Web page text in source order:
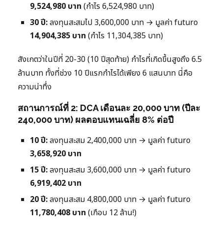
9,524,980 บาท (กำไร 6,524,980 บาท)
30 ปี:ลงทุนสะสมไป 3,600,000 บาท → มูลค่า futuro
14,904,385 บาท (กำไร 11,304,385 บาท)
สังเกตว่าในปีที่ 20-30 (10 ปีสุดท้าย) กำไรที่เกิดขึ้นสูงถึง 6.5
ล้านบาท ทั้งที่ช่วง 10 ปีแรกกำไรได้เพียง 6 แสนบาท นี่คือ
ความน่าทึ่ง
สถานการณ์ที่ 2: DCA เดือนละ 20,000 บาท (ปีละ
240,000 บาท) ผลตอบแทนเฉลี่ย 8% ต่อปี
10 ปี:ลงทุนสะสม 2,400,000 บาท → มูลค่า futuro
3,658,920 บาท
15 ปี:ลงทุนสะสม 3,600,000 บาท → มูลค่า futuro
6,919,402 บาท
20 ปี:ลงทุนสะสม 4,800,000 บาท → มูลค่า futuro
11,780,408 บาท (เกือบ 12 ล้าน!)